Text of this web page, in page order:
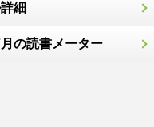
細
の読書メーター